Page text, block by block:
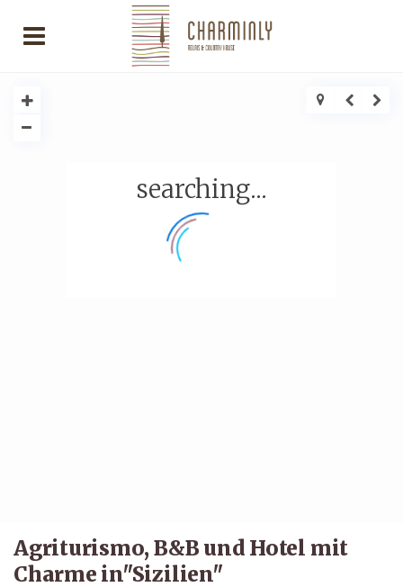
searching...
Agriturismo, B&B und Hotel mit
Charme in"Sizilien"